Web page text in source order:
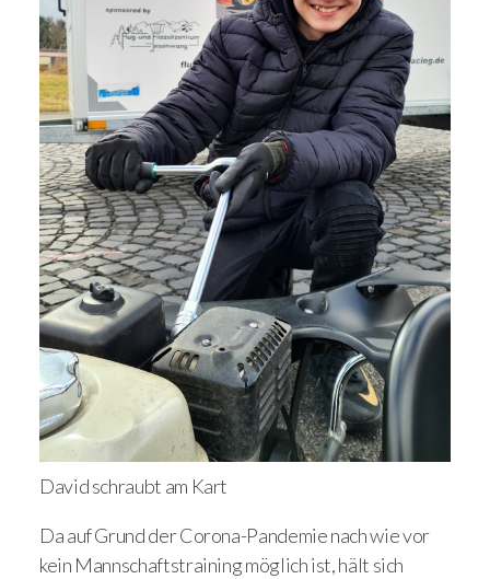
David schraubt am Kart
Da auf Grund der Corona-Pandemie nach wie vor
kein Mannschaftstraining möglich ist, hält sich